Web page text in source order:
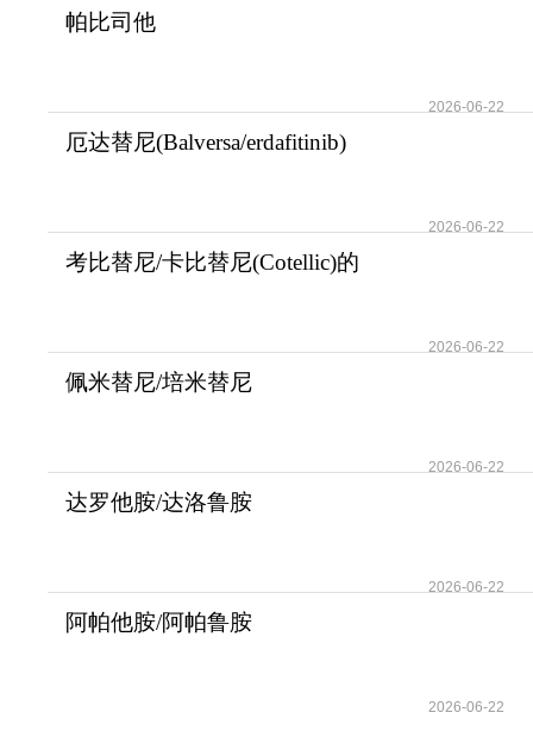
帕比司他
2026-06-22
厄达替尼(Balversa/erdafitinib)
2026-06-22
考比替尼/卡比替尼(Cotellic)的
2026-06-22
佩米替尼/培米替尼
2026-06-22
达罗他胺/达洛鲁胺
2026-06-22
阿帕他胺/阿帕鲁胺
2026-06-22